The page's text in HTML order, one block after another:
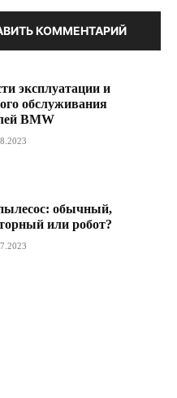
КОММЕНТАРИЙ
эксплуатации и
обслуживания
BMW
обычный,
или робот?